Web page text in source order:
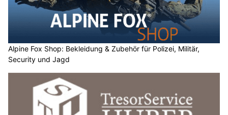
Alpine Fox Shop: Bekleidung & Zubehör für Polizei, Militär,
Security und Jagd